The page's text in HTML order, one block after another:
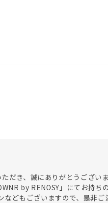
だき、誠にありがとうござい
by RENOSY」にてお持
どもございますので、是非